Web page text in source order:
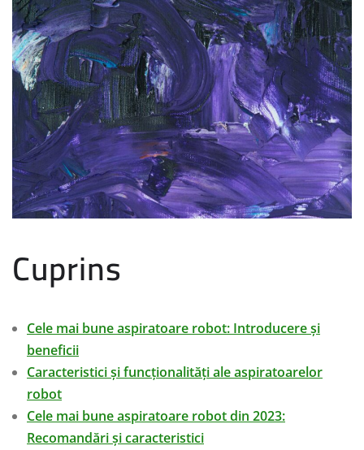
Cuprins
Cele mai bune aspiratoare robot: Introducere și
beneficii
Caracteristici și funcționalități ale aspiratoarelor
robot
Cele mai bune aspiratoare robot din 2023:
Recomandări și caracteristici